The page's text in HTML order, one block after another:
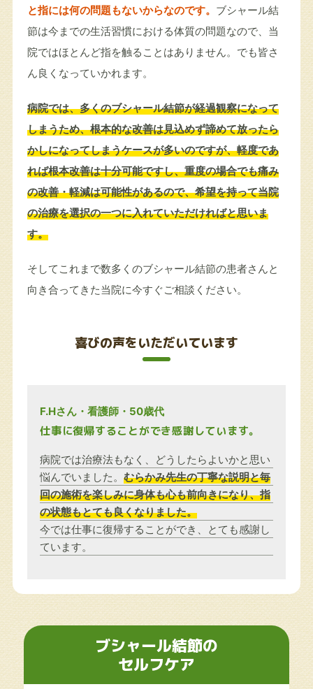
と指には何の問題もないからなのです。 ブシャール結
節は今までの生活習慣における体質の問題なので、当
院ではほとんど指を触ることはありません。でも皆さ
ん良くなっていかれます。
病院では、多くのブシャール結節が経過観察になって
しまうため、根本的な改善は見込めず諦めて放ったら
かしになってしまうケースが多いのですが、軽度であ
れば根本改善は十分可能ですし、重度の場合でも痛み
の改善・軽減は可能性があるので、希望を持って当院
の治療を選択の一つに入れていただければと思いま
す。
そしてこれまで数多くのブシャール結節の患者さんと
向き合ってきた当院に今すぐご相談ください。
喜びの声をいただいています
F.Hさん・看護師・50歳代
仕事に復帰することができ感謝しています。
病院では治療法もなく、どうしたらよいかと思い
悩んでいました。むらかみ先生の丁寧な説明と毎
回の施術を楽しみに身体も心も前向きになり、指
の状態もとても良くなりました。
今では仕事に復帰することができ、とても感謝し
ています。
ブシャール結節の
セルフケア